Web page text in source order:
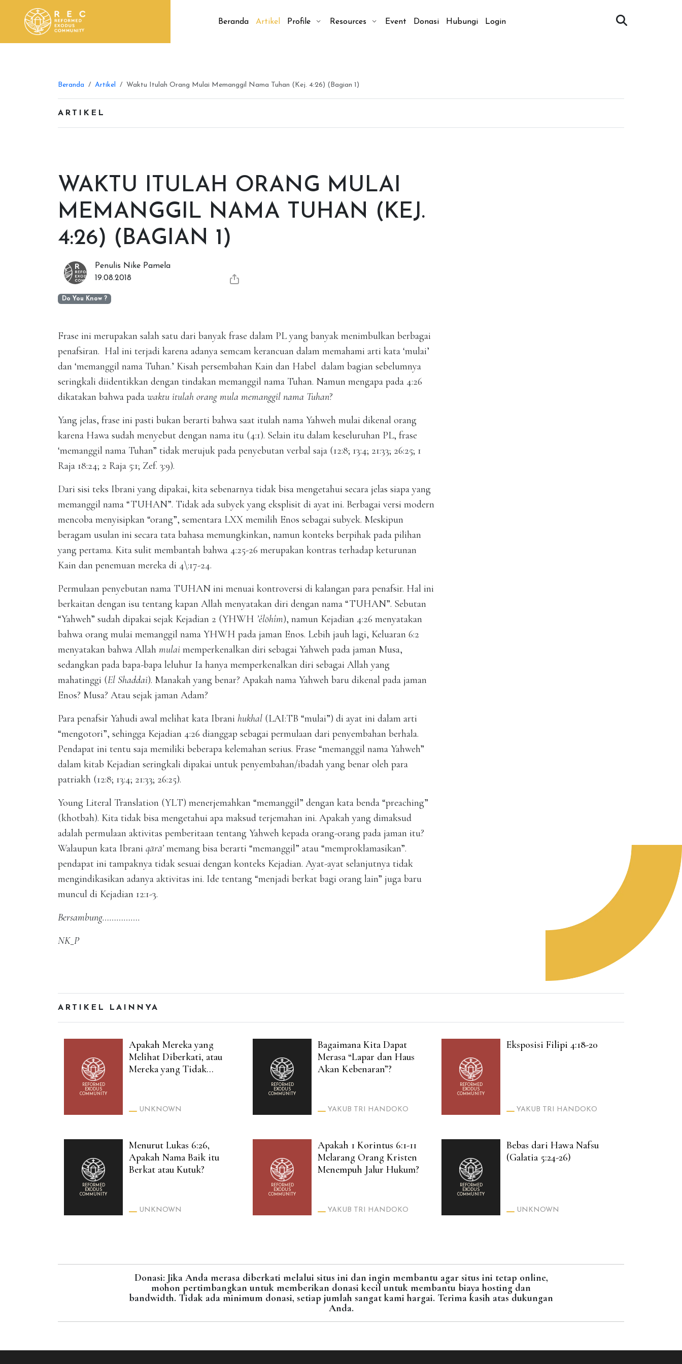
Beranda Artikel Profile Resources Event Donasi Hubungi Login
Beranda Artikel Waktu Itulah Orang Mulai Memanggil Nama Tuhan (Kej. 4:26) (Bagian 1)
ARTIKEL
WAKTU ITULAH ORANG MULAI
MEMANGGIL NAMA TUHAN (KEJ.
4:26) (BAGIAN 1)
Penulis Nike Pamela
19.08.2018
Do You Know ?
Frase ini merupakan salah satu dari banyak frase dalam PL yang banyak menimbulkan berbagai
penafsiran. Hal ini terjadi karena adanya semcam kerancuan dalam memahami arti kata ‘mulai’
dan ‘memanggil nama Tuhan.’ Kisah persembahan Kain dan Habel dalam bagian sebelumnya
seringkali diidentikkan dengan tindakan memanggil nama Tuhan. Namun mengapa pada 4:26
dikatakan bahwa pada waktu itulah orang mula memanggil nama Tuhan?
Yang jelas, frase ini pasti bukan berarti bahwa saat itulah nama Yahweh mulai dikenal orang
karena Hawa sudah menyebut dengan nama itu (4:1). Selain itu dalam keseluruhan PL, frase
‘memanggil nama Tuhan” tidak merujuk pada penyebutan verbal saja (12:8; 13:4; 21:33; 26:25; 1
Raja 18:24; 2 Raja 5:1; Zef. 3:9).
Dari sisi teks Ibrani yang dipakai, kita sebenarnya tidak bisa mengetahui secara jelas siapa yang
memanggil nama “TUHAN”. Tidak ada subyek yang eksplisit di ayat ini. Berbagai versi modern
mencoba menyisipkan “orang”, sementara LXX memilih Enos sebagai subyek. Meskipun
beragam usulan ini secara tata bahasa memungkinkan, namun konteks berpihak pada pilihan
yang pertama. Kita sulit membantah bahwa 4:25-26 merupakan kontras terhadap keturunan
Kain dan penemuan mereka di 4\:17-24.
Permulaan penyebutan nama TUHAN ini menuai kontroversi di kalangan para penafsir. Hal ini
berkaitan dengan isu tentang kapan Allah menyatakan diri dengan nama “TUHAN”. Sebutan
“Yahweh” sudah dipakai sejak Kejadian 2 (YHWH ’ělōhîm), namun Kejadian 4:26 menyatakan
bahwa orang mulai memanggil nama YHWH pada jaman Enos. Lebih jauh lagi, Keluaran 6:2
menyatakan bahwa Allah mulai memperkenalkan diri sebagai Yahweh pada jaman Musa,
sedangkan pada bapa-bapa leluhur Ia hanya memperkenalkan diri sebagai Allah yang
mahatinggi (El Shaddai). Manakah yang benar? Apakah nama Yahweh baru dikenal pada jaman
Enos? Musa? Atau sejak jaman Adam?
Para penafsir Yahudi awal melihat kata Ibrani hukhal (LAI:TB “mulai”) di ayat ini dalam arti
“mengotori”, sehingga Kejadian 4:26 dianggap sebagai permulaan dari penyembahan berhala.
Pendapat ini tentu saja memiliki beberapa kelemahan serius. Frase “memanggil nama Yahweh”
dalam kitab Kejadian seringkali dipakai untuk penyembahan/ibadah yang benar oleh para
patriakh (12:8; 13:4; 21:33; 26:25).
Young Literal Translation (YLT) menerjemahkan “memanggil” dengan kata benda “preaching”
(khotbah). Kita tidak bisa mengetahui apa maksud terjemahan ini. Apakah yang dimaksud
adalah permulaan aktivitas pemberitaan tentang Yahweh kepada orang-orang pada jaman itu?
Walaupun kata Ibrani qārā’memang bisa berarti “memanggil” atau “memproklamasikan”.
pendapat ini tampaknya tidak sesuai dengan konteks Kejadian. Ayat-ayat selanjutnya tidak
mengindikasikan adanya aktivitas ini. Ide tentang “menjadi berkat bagi orang lain” juga baru
muncul di Kejadian 12:1-3.
Bersambung…………….
NK_P
ARTIKEL LAINNYA
REFORMED
EXODUS
COMMUNITY
Apakah Mereka yang
Melihat Diberkati, atau
Mereka yang Tidak
UNKNOWN
REFORMED
EXODUS
COMMUNITY
Bagaimana Kita Dapat
Merasa “Lapar dan Haus
Akan Kebenaran”?
YAKUB TRI HANDOKO
REFORMED
EXODUS
COMMUNITY
Eksposisi Filipi 4:18-20
YAKUB TRI HANDOKO
REFORMED
EXODUS
COMMUNITY
Menurut Lukas 6:26,
Apakah Nama Baik itu
Berkat atau Kutuk?
UNKNOWN
REFORMED
EXODUS
COMMUNITY
Apakah 1 Korintus 6:1-11
Melarang Orang Kristen
Menempuh Jalur Hukum?
YAKUB TRI HANDOKO
REFORMED
EXODUS
COMMUNITY
Bebas dari Hawa Nafsu
(Galatia 5:24-26)
UNKNOWN
Donasi: Jika Anda merasa diberkati melalui situs ini dan ingin membantu agar situs ini tetap online,
mohon pertimbangkan untuk memberikan donasi kecil untuk membantu biaya hosting dan
bandwidth. Tidak ada minimum donasi, setiap jumlah sangat kami hargai. Terima kasih atas dukungan
Anda.